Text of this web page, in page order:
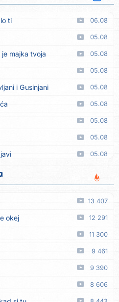
ti 06.08
05.08
je majka tvoja 05.08
05.08
i Gusinjani 05.08
05.08
05.08
05.08
05.08
zver
05.08
05.08
lista od kadulje) 05.08
05.08
05.08
05.08
moma 05.08
13 407
okej 12 291
11 300
9 461
9 390
8 606